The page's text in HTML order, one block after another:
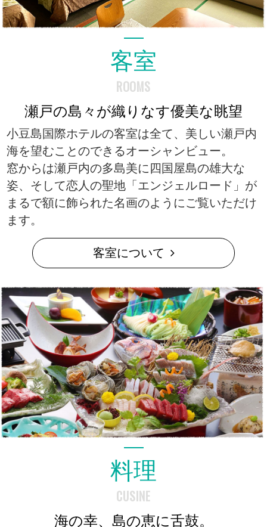
客室
ROOMS
瀬戸の島々が織りなす優美な眺望
小豆島国際ホテルの客室は全て、美しい瀬戸内
海を望むことのできるオーシャンビュー。
窓からは瀬戸内の多島美に四国屋島の雄大な
姿、そして恋人の聖地「エンジェルロード」が
まるで額に飾られた名画のようにご覧いただけ
ます。
客室について
料理
CUSINE
海の幸、島の恵に舌鼓。